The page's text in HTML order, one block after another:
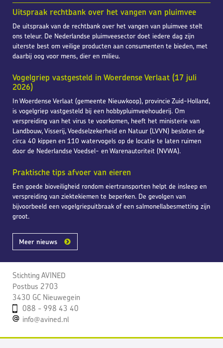
Uitspraak rechtbank over het vangen van pluimvee
De uitspraak van de rechtbank over het vangen van pluimvee stelt
ons teleur. De Nederlandse pluimveesector doet iedere dag zijn
uiterste best om veilige producten aan consumenten te bieden, met
daarbij oog voor mens, dier en milieu.
Vogelgriep vastgesteld in Woerdense Verlaat (17 juli
2026)
In Woerdense Verlaat (gemeente Nieuwkoop), provincie Zuid-Holland,
is vogelgriep vastgesteld bij een hobbypluimveehouderij. Om
verspreiding van het virus te voorkomen, heeft het ministerie van
Landbouw, Visserij, Voedselzekerheid en Natuur (LVVN) besloten de
circa 40 kippen en 110 watervogels op de locatie te laten ruimen
door de Nederlandse Voedsel- en Warenautoriteit (NVWA).
Praktische tips afvoer van eieren
Een goede bioveiligheid rondom eiertransporten helpt de insleep en
verspreiding van ziektekiemen te beperken. De gevolgen van
bijvoorbeeld een vogelgriepuitbraak of een salmonellabesmetting zijn
groot.
Meer nieuws
Stichting AVINED
Postbus 2703
3430 GC Nieuwegein
088 - 998 43 40
info@avined.nl